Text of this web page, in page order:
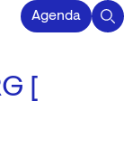
Agenda
[